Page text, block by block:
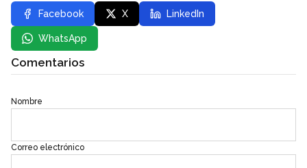
Facebook X LinkedIn
WhatsApp
Comentarios
Nombre
Correo electrónico